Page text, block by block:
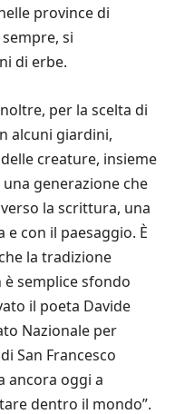
province di
sempre, si
di erbe.
per la scelta di
alcuni giardini,
creature, insieme
generazione che
la scrittura, una
con il paesaggio. È
la tradizione
semplice sfondo
il poeta Davide
Nazionale per
San Francesco
ancora oggi a
dentro il mondo”.